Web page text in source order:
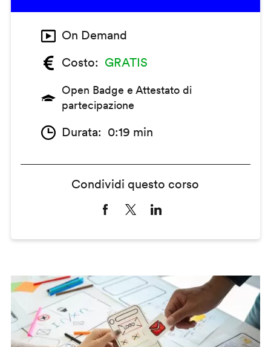
On Demand
Costo
GRATIS
Open Badge e Attestato di
partecipazione
Durata 0:19 min
Condividi questo corso